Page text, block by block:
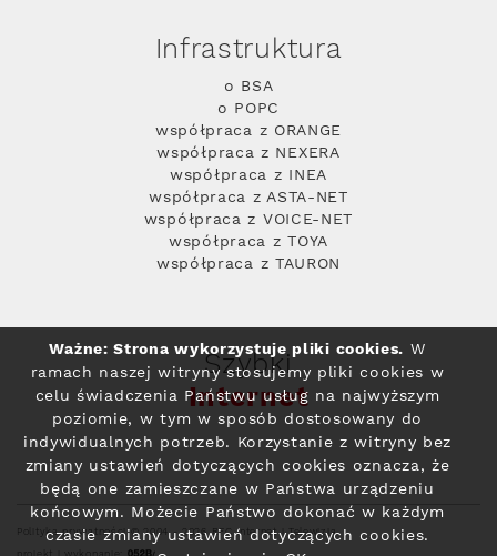
Infrastruktura
o BSA
o POPC
współpraca z ORANGE
współpraca z NEXERA
współpraca z INEA
współpraca z ASTA-NET
współpraca z VOICE-NET
współpraca z TOYA
współpraca z TAURON
Szybki
Internet
Polityka prywatności© 2004 - 2026 RFC Internet i Telewizja
Ważne: Strona wykorzystuje pliki cookies. W
ramach naszej witryny stosujemy pliki cookies w
celu świadczenia Państwu usług na najwyższym
poziomie, w tym w sposób dostosowany do
indywidualnych potrzeb. Korzystanie z witryny bez
zmiany ustawień dotyczących cookies oznacza, że
będą one zamieszczane w Państwa urządzeniu
końcowym. Możecie Państwo dokonać w każdym
czasie zmiany ustawień dotyczących cookies.